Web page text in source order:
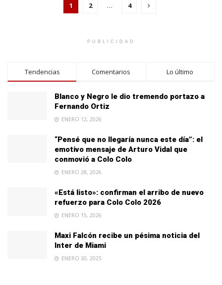
1 2 … 4
PUBLICIDAD
Tendencias Comentarios Lo último
Blanco y Negro le dio tremendo portazo a
Fernando Ortiz
ENERO 12, 2026
“Pensé que no llegaría nunca este día”: el
emotivo mensaje de Arturo Vidal que
conmovió a Colo Colo
ENERO 28, 2026
«Está listo»: confirman el arribo de nuevo
refuerzo para Colo Colo 2026
ENERO 15, 2026
Maxi Falcón recibe un pésima noticia del
Inter de Miami
ENERO 30, 2025